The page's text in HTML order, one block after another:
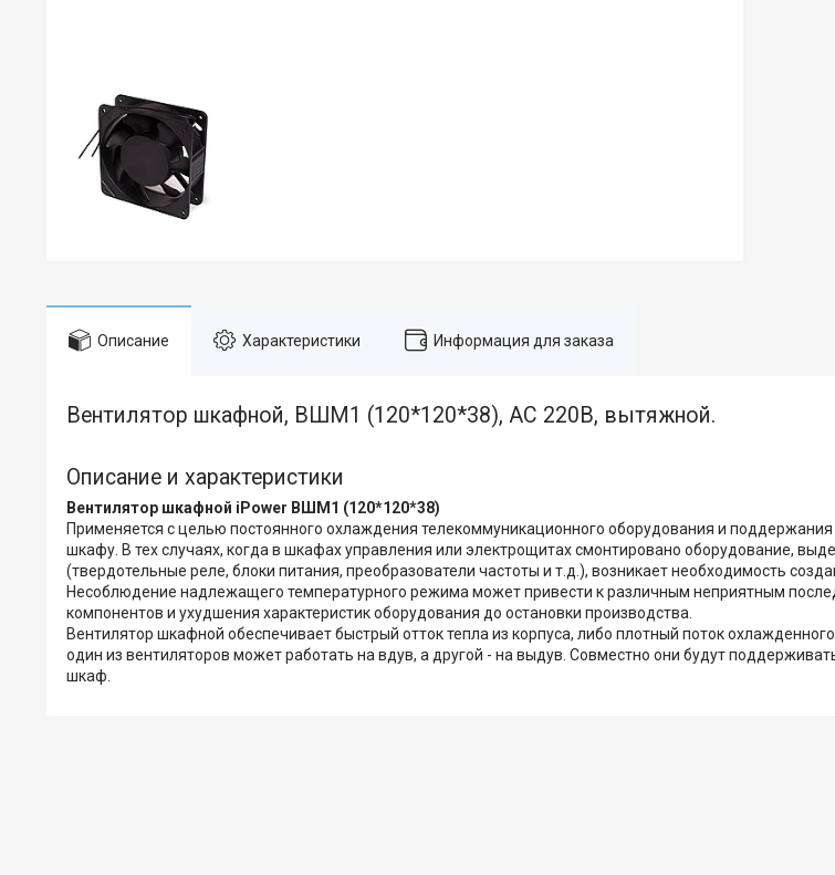
Описание Характеристики Информация для заказа
Вентилятор шкафной, ВШМ1 (120*120*38), AC 220В, вытяжной.
Описание и характеристики
Вентилятор шкафной iPower ВШМ1 (120*120*38)
Применяется с целью постоянного охлаждения телекоммуникационного оборудования и
шкафу. В тех случаях, когда в шкафах управления или электрощитах смонтировано оборудование,
(твердотельные реле, блоки питания, преобразователи частоты и т.д.), возникает необходимость
Несоблюдение надлежащего температурного режима может привести к различным неприятным
компонентов и ухудшения характеристик оборудования до остановки производства.
Вентилятор шкафной обеспечивает быстрый отток тепла из корпуса, либо плотный поток
один из вентиляторов может работать на вдув, а другой - на выдув. Совместно они будут
шкаф.